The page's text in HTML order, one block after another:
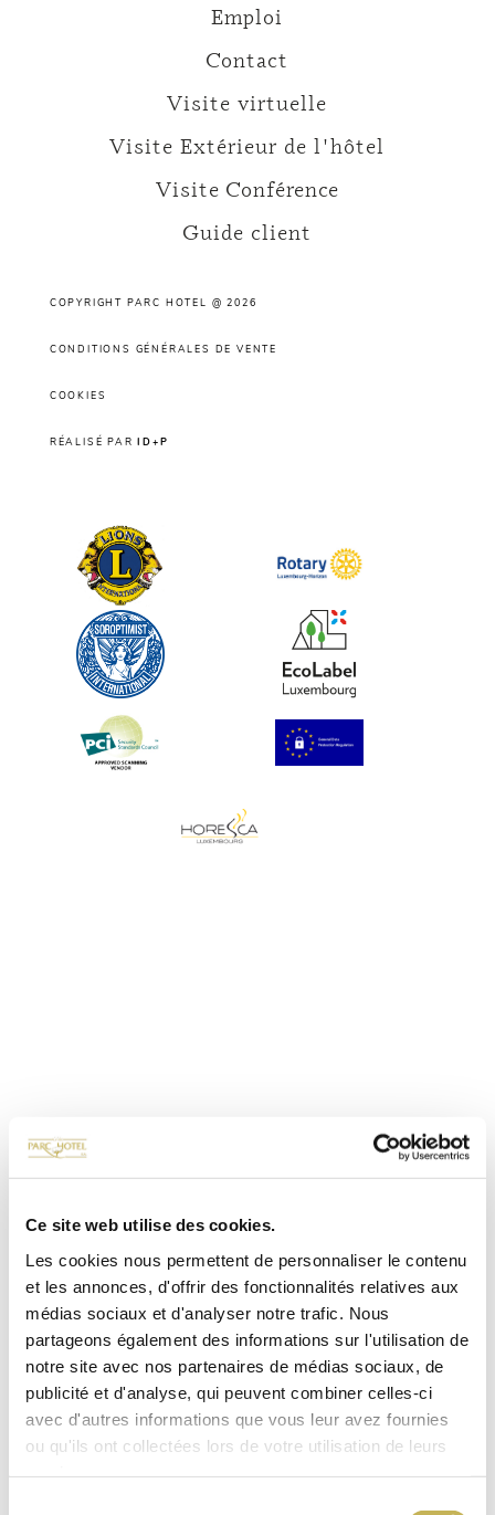
Ce site web utilise des cookies.
Les cookies nous permettent de personnaliser le contenu
et les annonces, d'offrir des fonctionnalités relatives aux
médias sociaux et d'analyser notre trafic. Nous
partageons également des informations sur l'utilisation de
notre site avec nos partenaires de médias sociaux, de
publicité et d'analyse, qui peuvent combiner celles-ci
avec d'autres informations que vous leur avez fournies
ou qu'ils ont collectées lors de votre utilisation de leurs
Emploi
Contact
Visite virtuelle
Visite Extérieur de l'hôtel
Visite Conférence
Guide client
COPYRIGHT PARC HOTEL @ 2026
CONDITIONS GÉNÉRALES DE VENTE
COOKIES
RÉALISÉ PAR ID+P